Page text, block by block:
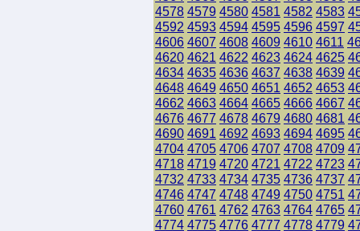
4578 4579 4580 4581 4582 4583
4592 4593 4594 4595 4596 4597
4606 4607 4608 4609 4610 4611
4620 4621 4622 4623 4624 4625
4634 4635 4636 4637 4638 4639
4648 4649 4650 4651 4652 4653
4662 4663 4664 4665 4666 4667
4676 4677 4678 4679 4680 4681
4690 4691 4692 4693 4694 4695
4704 4705 4706 4707 4708 4709
4718 4719 4720 4721 4722 4723
4732 4733 4734 4735 4736 4737
4746 4747 4748 4749 4750 4751
4760 4761 4762 4763 4764 4765
4774 4775 4776 4777 4778 4779